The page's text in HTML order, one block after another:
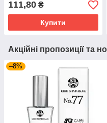
111,80 ₴
Купити
Акційні пропозиції та
–8%